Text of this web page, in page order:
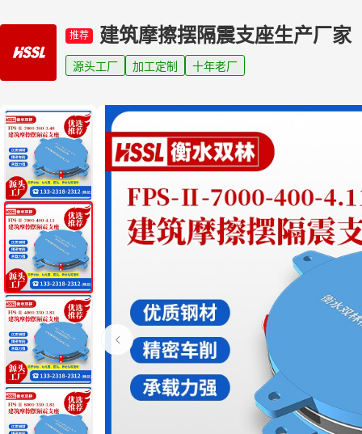
推荐 建筑摩擦摆隔震支座生产厂家
源头工厂 加工定制 十年老厂